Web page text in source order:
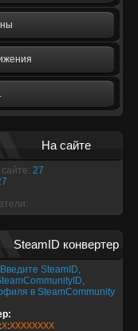
На сайте
27
SteamID конвертер
Введите SteamID,
в SteamCommunity
X:XXXXXXXX